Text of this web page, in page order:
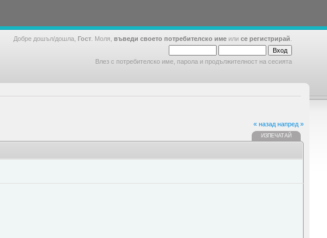
Добре дошъл/дошла, Гост . Моля, въведи своето потребителско име или се регистрирай
Влез с потребителско име, парола и продължителност на сесията
« назад напред »
ИЗПЕЧАТАЙ